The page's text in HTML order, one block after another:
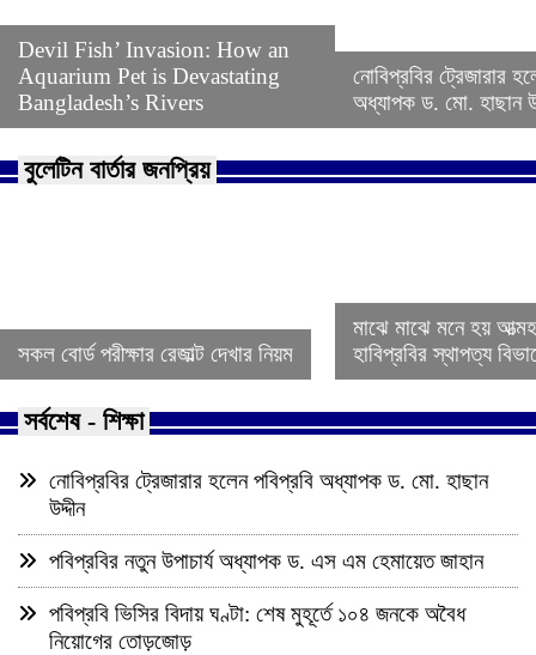
Devil Fish’ Invasion: How an
Aquarium Pet is Devastating
Bangladesh’s Rivers
নোবিপ্রবির ট্রেজারার
অধ্যাপক ড. মো. হাছান
বুলেটিন বার্তার জনপ্রিয়
সকল বোর্ড পরীক্ষার রেজাল্ট দেখার নিয়ম
মাঝে মাঝে মনে হয়
হাবিপ্রবির স্থাপত্য
সর্বশেষ - শিক্ষা
নোবিপ্রবির ট্রেজারার হলেন পবিপ্রবি অধ্যাপক ড. মো. হাছান
উদ্দীন
পবিপ্রবির নতুন উপাচার্য অধ্যাপক ড. এস এম হেমায়েত জাহান
পবিপ্রবি ভিসির বিদায় ঘণ্টা: শেষ মুহূর্তে ১০৪ জনকে অবৈধ
নিয়োগের তোড়জোড়